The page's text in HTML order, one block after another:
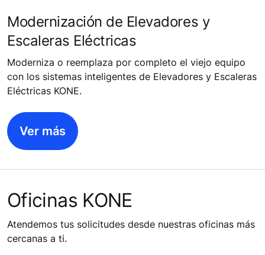
Modernización de Elevadores y
Escaleras Eléctricas
Moderniza o reemplaza por completo el viejo equipo
con los sistemas inteligentes de Elevadores y Escaleras
Eléctricas KONE.
Ver más
Oficinas KONE
Atendemos tus solicitudes desde nuestras oficinas más
cercanas a ti.